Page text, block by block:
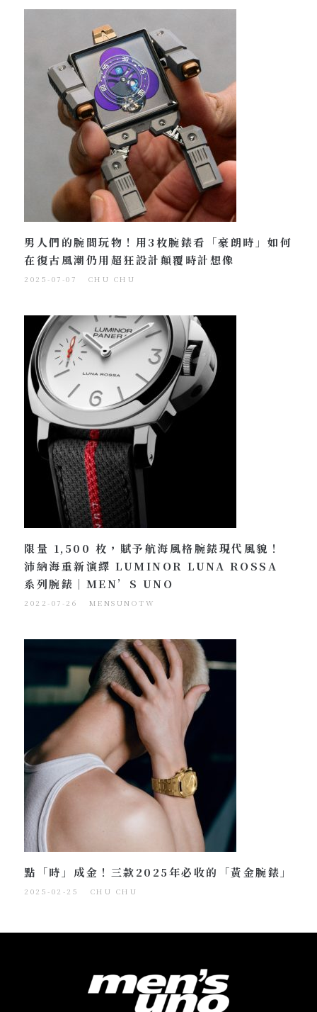
男人們的腕間玩物！用3枚腕錶看「豪朗時」如何
在復古風潮仍用超狂設計顛覆時計想像
2025-07-07 CHU CHU
限量 1,500 枚，賦予航海風格腕錶現代風貌！
沛納海重新演繹 LUMINOR LUNA ROSSA
系列腕錶｜MEN’S UNO
2022-07-26 MENSUNOTW
點「時」成金！三款2025年必收的「黃金腕錶」
2025-02-25 CHU CHU